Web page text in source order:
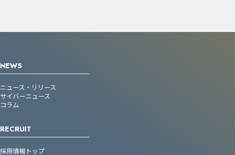
NEWS
ニュース・リリース
サイバーニュース
コラム
RECRUIT
採用情報トップ